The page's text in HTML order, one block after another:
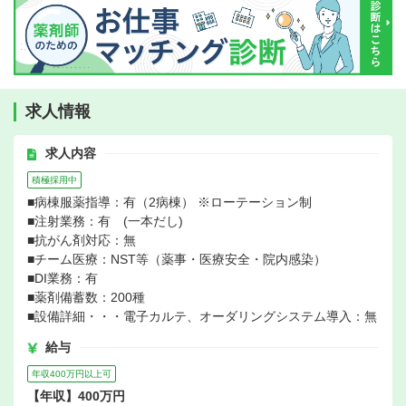
求人情報
求人内容
積極採用中
■病棟服薬指導：有（2病棟） ※ローテーション制
■注射業務：有 (一本だし)
■抗がん剤対応：無
■チーム医療：NST等（薬事・医療安全・院内感染）
■DI業務：有
■薬剤備蓄数：200種
■設備詳細・・・電子カルテ、オーダリングシステム導入：無
給与
年収400万円以上可
【年収】400万円